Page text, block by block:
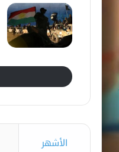
الأشهر